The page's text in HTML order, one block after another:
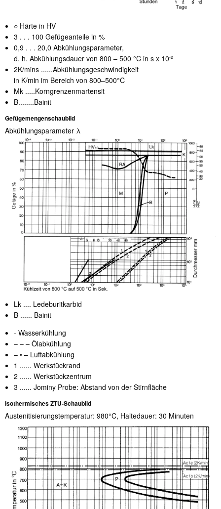
○ Härte in HV
3 . . . 100 Gefügeanteile in %
0,9 . . . 20,0 Abkühlungsparameter,
d. h. Abkühlungsdauer von 800 – 500 °C in s x 10-2
2K/mins ......Abkühlungsgeschwindigkeit
in K/min im Bereich von 800–500°C
Mk .....Korngrenzenmartensit
B........Bainit
Gefügemengenschaubild
Abkühlungsparameter λ
Lk .... Ledeburitkarbid
B ...... Bainit
- Wasserkühlung
– – – Ölabkühlung
– • – Luftabkühlung
1 ...... Werkstückrand
2 ...... Werkstückzentrum
3 ...... Jominy Probe: Abstand von der Stirnfläche
Isothermisches ZTU-Schaubild
Austenitisierungstemperatur: 980°C, Haltedauer: 30 Minuten